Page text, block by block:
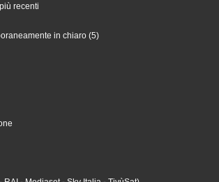
recenti
in chiaro (5)